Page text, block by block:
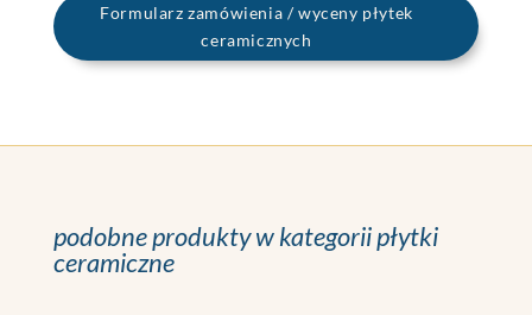
Formularz zamówienia / wyceny płytek
ceramicznych
podobne produkty w kategorii płytki
ceramiczne